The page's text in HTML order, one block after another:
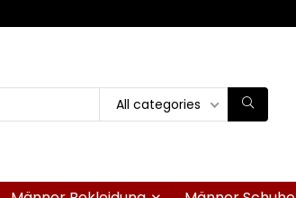
All categories